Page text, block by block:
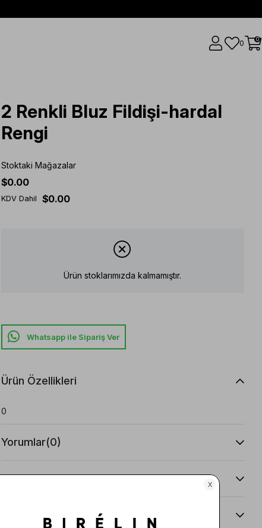
0 0
2 Renkli Bluz Fildişi-hardal
Rengi
Stoktaki Mağazalar
$0.00
KDV Dahil $0.00
Ürün stoklarımızda kalmamıştır.
Whatsapp ile Sipariş Ver
Ürün Özellikleri
0
Yorumlar(0)
Taksit Seçenekleri